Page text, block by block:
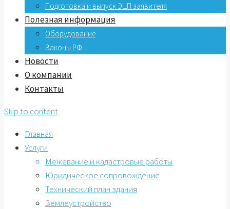
Подготовка и выпуск ЭЦП заявителя
Полезная информация
Оборудование
Законы РФ
Новости
О компании
Контакты
Skip to content
Главная
Услуги
Межевание и кадастровые работы
Юридическое сопровождение
Технический план здания
Землеустройство